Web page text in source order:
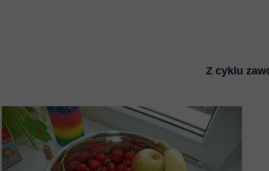
Z cyklu